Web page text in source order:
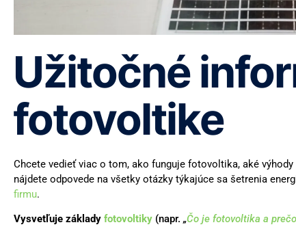
Užitočné
fotovoltike
Chcete vedieť viac o tom, ako funguje fotovoltika, aké
nájdete odpovede na všetky otázky týkajúce sa šetrenia
firmu.
Vysvetľuje základy fotovoltiky (napr. „Čo je fotovoltika a